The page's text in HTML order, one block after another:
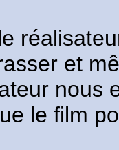
et
nous
le film